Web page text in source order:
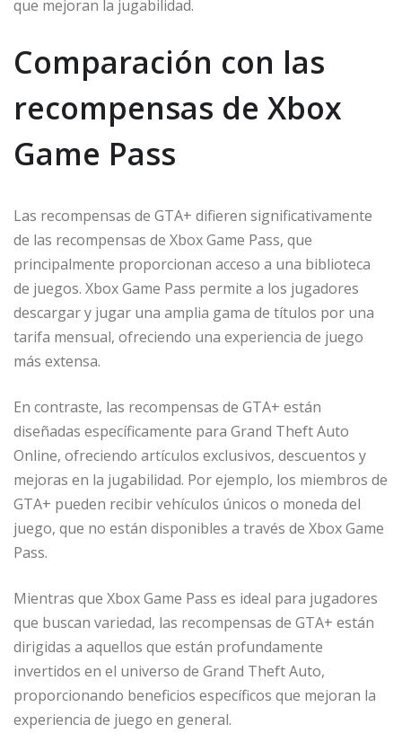
que mejoran la jugabilidad.
Comparación con las
recompensas de Xbox
Game Pass
Las recompensas de GTA+ difieren significativamente
de las recompensas de Xbox Game Pass, que
principalmente proporcionan acceso a una biblioteca
de juegos. Xbox Game Pass permite a los jugadores
descargar y jugar una amplia gama de títulos por una
tarifa mensual, ofreciendo una experiencia de juego
más extensa.
En contraste, las recompensas de GTA+ están
diseñadas específicamente para Grand Theft Auto
Online, ofreciendo artículos exclusivos, descuentos y
mejoras en la jugabilidad. Por ejemplo, los miembros de
GTA+ pueden recibir vehículos únicos o moneda del
juego, que no están disponibles a través de Xbox Game
Pass.
Mientras que Xbox Game Pass es ideal para jugadores
que buscan variedad, las recompensas de GTA+ están
dirigidas a aquellos que están profundamente
invertidos en el universo de Grand Theft Auto,
proporcionando beneficios específicos que mejoran la
experiencia de juego en general.